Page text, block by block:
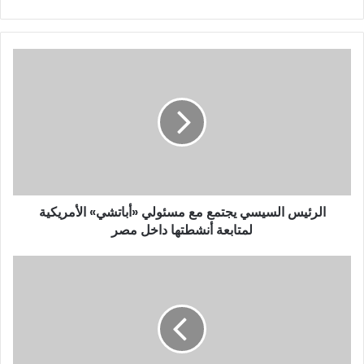
الرئيس السيسي يجتمع مع مسئولي «أباتشي» الأمريكية
لمتابعة أنشطتها داخل مصر